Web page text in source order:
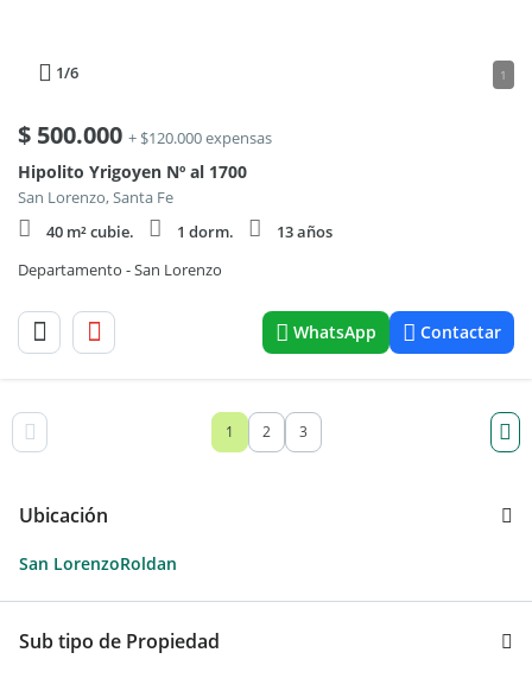
1/6 1
$ 500.000 + $120.000 expensas
Hipolito Yrigoyen Nº al 1700
San Lorenzo, Santa Fe
40 m² cubie.
1 dorm.
13 años
Departamento - San Lorenzo
WhatsApp Contactar
1 2 3
Ubicación
San LorenzoRoldan
Sub tipo de Propiedad